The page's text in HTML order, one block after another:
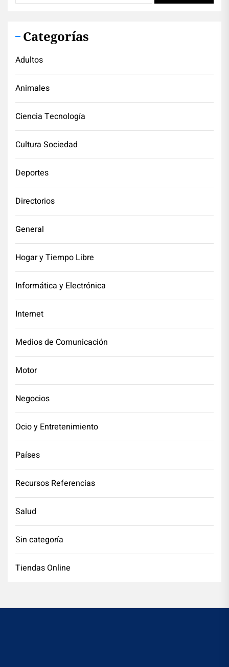
Categorías
Adultos
Animales
Ciencia Tecnología
Cultura Sociedad
Deportes
Directorios
General
Hogar y Tiempo Libre
Informática y Electrónica
Internet
Medios de Comunicación
Motor
Negocios
Ocio y Entretenimiento
Países
Recursos Referencias
Salud
Sin categoría
Tiendas Online